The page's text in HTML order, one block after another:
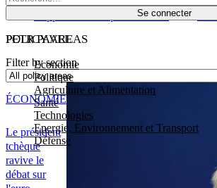
Se connecter
POLICY AREAS
Economie
Politique
Agriculture et Alimentation
Santé
Technologies
Energie, Environnement et Transport
Défense
Économie
PETR PAVEL
Filter by section
Le président
tchèque
ravive le
débat sur
ÉCONOMIE